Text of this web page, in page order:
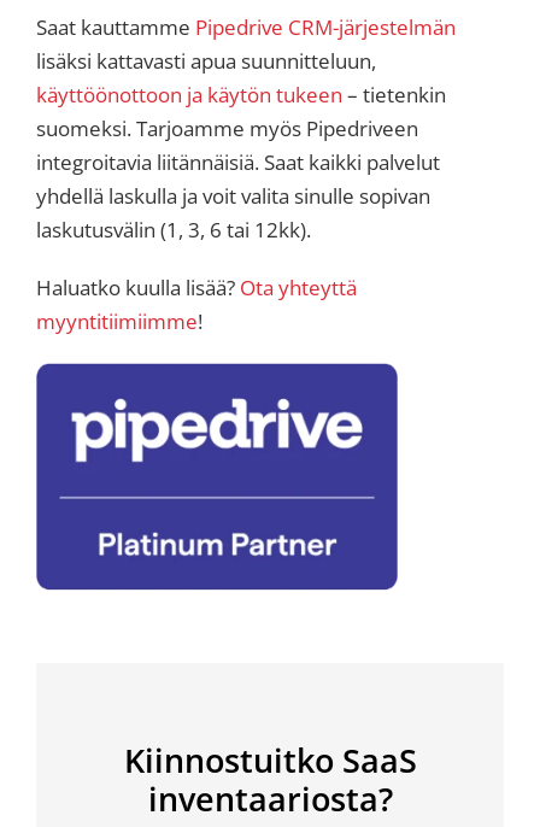
Saat kauttamme Pipedrive CRM-järjestelmän
lisäksi kattavasti apua suunnitteluun,
käyttöönottoon ja käytön tukeen – tietenkin
suomeksi. Tarjoamme myös Pipedriveen
integroitavia liitännäisiä. Saat kaikki palvelut
yhdellä laskulla ja voit valita sinulle sopivan
laskutusvälin (1, 3, 6 tai 12kk).
Haluatko kuulla lisää? Ota yhteyttä
myyntitiimiimme!
Kiinnostuitko SaaS
inventaariosta?